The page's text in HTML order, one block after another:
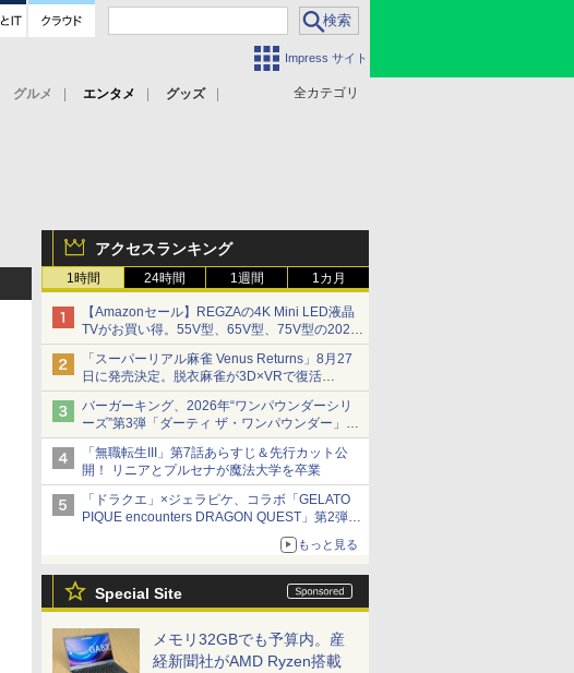
Impress サイト
全カテゴリ
グルメ エンタメ
グッズ
アクセスランキング
1時間 24時間 1週間 1カ月
【Amazonセール】REGZAの4K Mini LED液晶
TVがお買い得。55V型、65V型、75V型の2026
年モデルがラインナップ
「スーパーリアル麻雀 Venus Returns」8月27
日に発売決定。脱衣麻雀が3D×VRで復活
発売から2週間は20%オフになるセールが実施
バーガーキング、2026年“ワンパウンダーシリ
ーズ”第3弾「ダーティ ザ・ワンパウンダー」を
8月7日発売
「特製ガーリックマヨソース」を使用した超大
型チーズバーガー
「無職転生III」第7話あらすじ＆先行カット公
開！ リニアとプルセナが魔法大学を卒業
「ドラクエ」×ジェラピケ、コラボ「GELATO
PIQUE encounters DRAGON QUEST」第2弾が
アイスカップに入ったスライムやわたぼう、ベ
もっと見る
Special Site
メモリ32GBでも予算内。産
経新聞社がAMD Ryzen搭載